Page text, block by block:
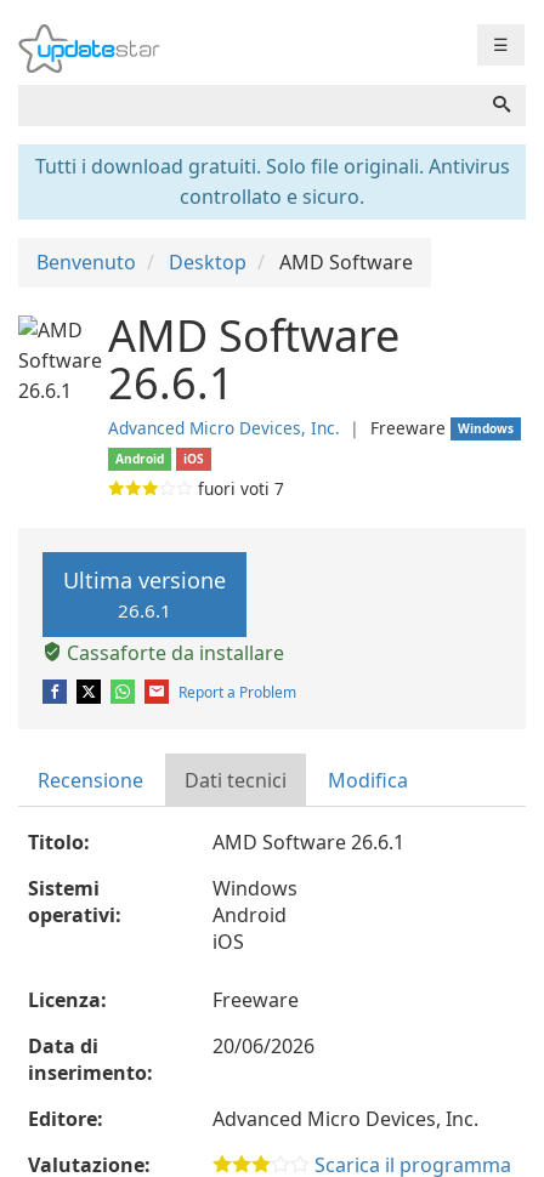
☰
Tutti i download gratuiti. Solo file originali. Antivirus
controllato e sicuro.
Benvenuto Desktop AMD Software
AMD Software
26.6.1
Advanced Micro Devices, Inc. ❘ Freeware
Windows
Android
iOS
fuori voti 7
Ultima versione
26.6.1
Cassaforte da installare
Report a Problem
Recensione Dati tecnici Modifica
Titolo:
AMD Software 26.6.1
Sistemi
operativi:
Windows
Android
iOS
Licenza:
Freeware
Data di
inserimento:
20/06/2026
Editore:
Advanced Micro Devices, Inc.
Valutazione:
Scarica il programma